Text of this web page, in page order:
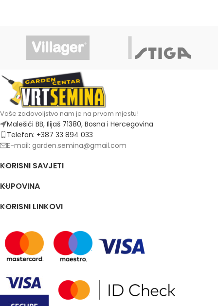
Vaše zadovoljstvo nam je na prvom mjestu!
Malešići BB, Ilijaš 71380, Bosna i Hercegovina
Telefon: +387 33 894 033
E-mail: garden.semina@gmail.com
KORISNI SAVJETI
KUPOVINA
KORISNI LINKOVI